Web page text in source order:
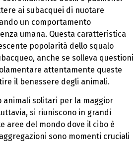
ai subacquei di nuotare
un comportamento
umana. Questa caratteristica
popolarità dello squalo
anche se solleva questioni
attentamente queste
il benessere degli animali.
animali solitari per la maggior
si riuniscono in grandi
aree del mondo dove il cibo è
sono momenti cruciali